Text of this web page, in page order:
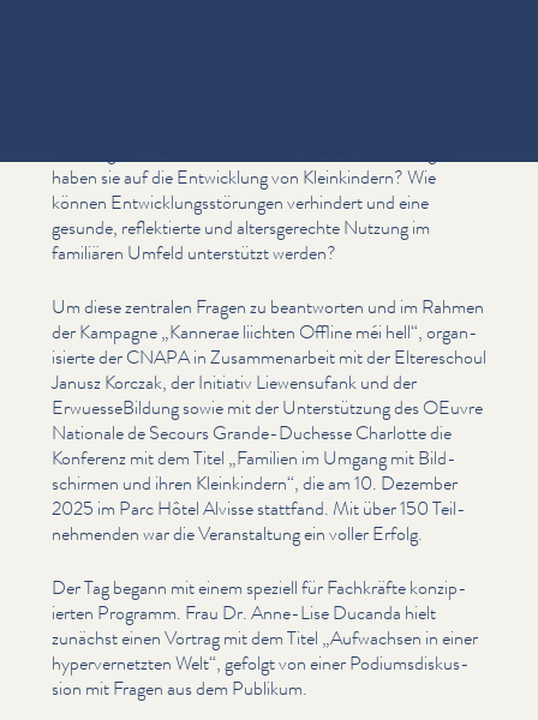
haben sie auf die Entwicklung von Kleinkindern? Wie
können Entwick­lungsstörun­gen verhindert und eine
gesunde, reflek­tierte und alters­gerechte Nutzung im
familiären Umfeld unterstützt werden?
Um diese zentralen Fragen zu beantworten und im Rahmen
der Kampagne„Kannerae liichten Offline méi hell“, organ­
isierte der CNAPA in Zusam­me­nar­beit mit der Eltereschoul
Janusz Korczak, der Initiativ Liewen­s­u­fank und der
Erwuesse­Bil­dung sowie mit der Unter­stützung des OEuvre
Nationale de Secours Grande-Duchesse Charlotte die
Konferenz mit dem Titel „Familien im Umgang mit Bild­
schir­men und ihren Kleinkindern“, die am 10. Dezember
2025 im Parc Hôtel Alvisse stattfand. Mit über 150 Teil­
nehmenden war die Ver­anstal­tung ein voller Erfolg.
Der Tag begann mit einem speziell für Fachkräfte konzip­
ierten Programm. Frau Dr. Anne-Lise Ducanda hielt
zunächst einen Vortrag mit dem Titel „Aufwachsen in einer
hyper­ver­net­zten Welt“, gefolgt von einer Podi­ums­diskus­
sion mit Fragen aus dem Publikum.